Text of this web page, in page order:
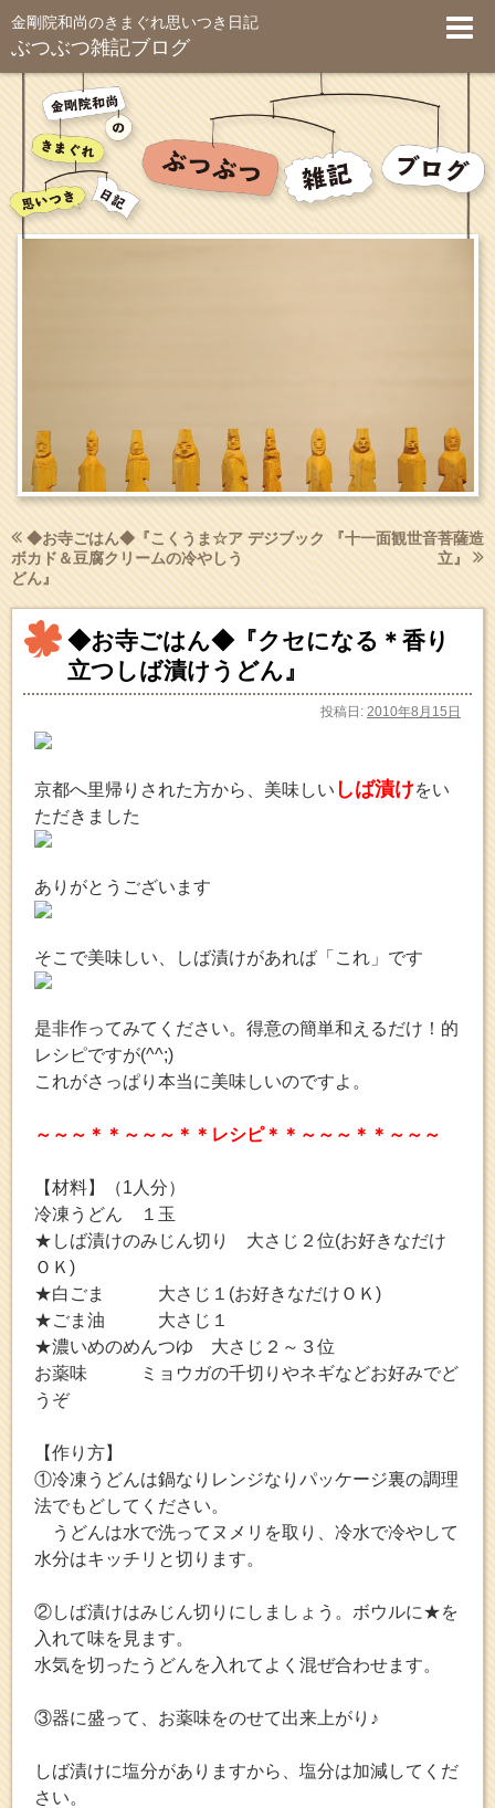
金剛院和尚のきまぐれ思いつき日記
ぶつぶつ雑記ブログ
◆お寺ごはん◆『こくうま☆ア
ボカド＆豆腐クリームの冷やしう
どん』
デジブック 『十一面観世音菩薩造
立』
◆お寺ごはん◆『クセになる＊香り
立つしば漬けうどん』
投稿日: 2010年8月15日
京都へ里帰りされた方から、美味しい しば漬けをい
ただきました
ありがとうございます
そこで美味しい、しば漬けがあれば「これ」です
是非作ってみてください。得意の簡単和えるだけ！的
レシピですが(^^;)
これがさっぱり本当に美味しいのですよ。
～～～＊＊～～～＊＊レシピ＊＊～～～＊＊～～～
【材料】（1人分）
冷凍うどん １玉
★しば漬けのみじん切り 大さじ２位(お好きなだけ
ＯＫ)
★白ごま 大さじ１(お好きなだけＯＫ)
★ごま油 大さじ１
★濃いめのめんつゆ 大さじ２～３位
お薬味 ミョウガの千切りやネギなどお好みでど
うぞ
【作り方】
①冷凍うどんは鍋なりレンジなりパッケージ裏の調理
法でもどしてください。
うどんは水で洗ってヌメリを取り、冷水で冷やして
水分はキッチリと切ります。
②しば漬けはみじん切りにしましょう。ボウルに★を
入れて味を見ます。
水気を切ったうどんを入れてよく混ぜ合わせます。
③器に盛って、お薬味をのせて出来上がり♪
しば漬けに塩分がありますから、塩分は加減してくだ
さい。